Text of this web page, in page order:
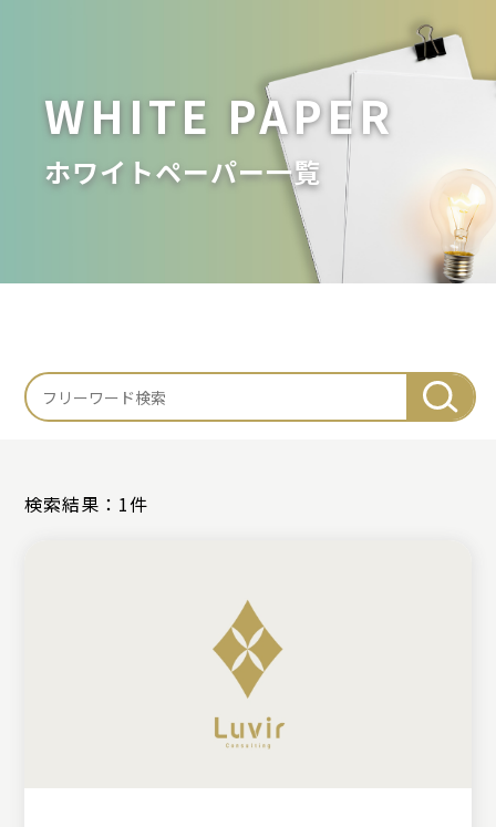
WHITE PAPER
ホワイトペーパー一覧
検
索:
検索結果：1件